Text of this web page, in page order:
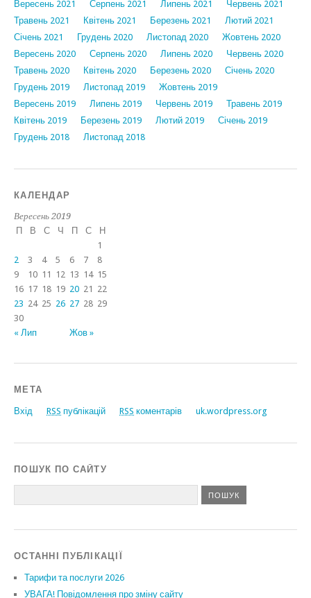
Вересень 2021
Серпень 2021 Липень 2021
Червень 2021
Травень 2021
Квітень 2021 Березень 2021
Лютий 2021
Січень 2021
Грудень 2020 Листопад 2020
Жовтень 2020
Вересень 2020
Серпень 2020 Липень 2020
Червень 2020
Травень 2020
Квітень 2020 Березень 2020
Січень 2020
Грудень 2019
Листопад 2019
Жовтень 2019
Вересень 2019
Липень 2019 Червень 2019
Травень 2019
Квітень 2019
Березень 2019 Лютий 2019
Січень 2019
Грудень 2018
Листопад 2018
КАЛЕНДАР
Вересень 2019
П
В С Ч П С Н
« Лип Жов »
1
2
3 4 5 6 7
8
9
10 11 12 13 14 15
16 17 18 19 20 21 22
23 24 25 26 27 28 29
30
МЕТА
Вхід RSS публікацій RSS коментарів uk.wordpress.org
ПОШУК ПО САЙТУ
ОСТАННІ ПУБЛІКАЦІЇ
Тарифи та послуги 2026
УВАГА! Повідомлення про зміну сайту